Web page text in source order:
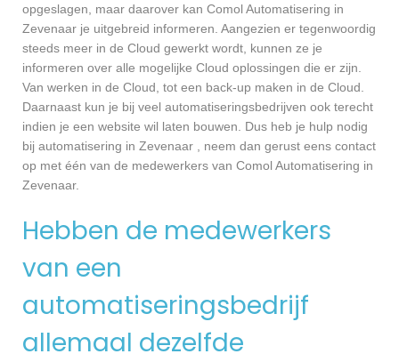
opgeslagen, maar daarover kan Comol Automatisering in
Zevenaar je uitgebreid informeren. Aangezien er tegenwoordig
steeds meer in de Cloud gewerkt wordt, kunnen ze je
informeren over alle mogelijke Cloud oplossingen die er zijn.
Van werken in de Cloud, tot een back-up maken in de Cloud.
Daarnaast kun je bij veel automatiseringsbedrijven ook terecht
indien je een website wil laten bouwen. Dus heb je hulp nodig
bij automatisering in Zevenaar , neem dan gerust eens contact
op met één van de medewerkers van Comol Automatisering in
Zevenaar.
Hebben de medewerkers
van een
automatiseringsbedrijf
allemaal dezelfde